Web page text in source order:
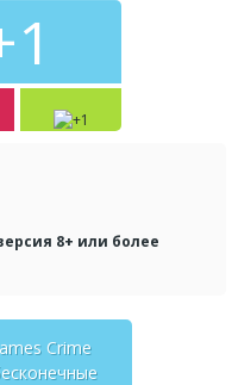
8+ или более
Crime